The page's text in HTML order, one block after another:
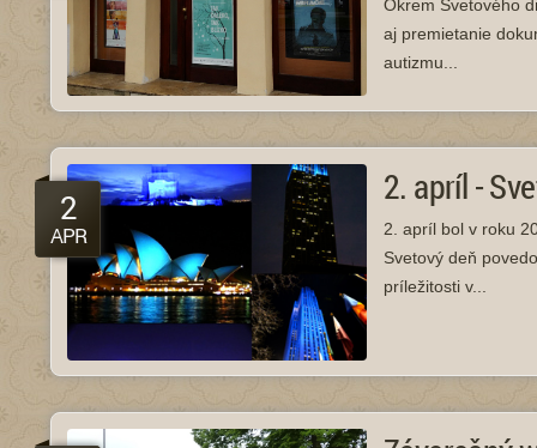
Okrem Svetového
aj premietanie
autizmu...
2
APR
2. apríl -
2. apríl bol v roku
Svetový deň
príležitosti v...